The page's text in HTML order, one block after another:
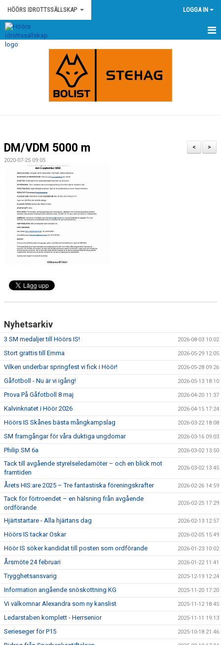
HÖÖRS IDROTTSSÄLLSKAP LOGGA IN
HEM
KLUBBSHOP
KALENDER
MATCHER
OM KLUBBEN
DOKUMENT
IDROTTSFÖRSÄKRING
ANTIDOPING
FRITIDSKORTET
TRÄNINGSTIDER
>
<
DM/VDM 5000 m
2020-07-25 09:05
Nyhetsarkiv
3 SM medaljer till Höörs IS! 2026-08-03 10:02
Stort grattis till Emma 2026-05-29 12:05
Vilken underbar springfest vi fick i Höör! 2026-05-28 09:26
Gåfotboll - Nu är vi igång! 2026-05-13 18:10
Prova På Gåfotboll 8 maj 2026-04-20 11:37
Kalvinknatet i Höör 2026 2026-04-15 17:24
Höörs IS Skånes bästa mångkampslag 2026-03-22 18:08
SM framgångar för våra duktiga ungdomar 2026-03-16 09:03
Philip SM 6a 2026-03-02 13:50
Tack till avgående styrelseledamöter – och en blick mot
framtiden
2026-03-02 13:45
Årets HIS:are 2025 – Tre fantastiska föreningskrafter 2026-02-26 14:59
Tack för förtroendet – en hälsning från avgående
ordförande
2026-02-25 17:29
Hjärtstartare - Alla hjärtans dag 2026-02-13 12:57
Höörs IS tackar Oskar 2026-02-05 15:49
Höör IS söker kandidat till posten som ordförande 2026-01-23 10:02
Årsmöte 24 februari 2026-01-22 11:41
Trygghetsansvarig 2025-12-19 12:24
Information angående snöskottning KG 2025-11-20 17:20
Vi välkomnar Alexandra som ny kanslist 2025-11-12 18:45
Ledarstaben komplett - Herrsenior 2025-11-11 19:13
Serieseger för P15 2025-10-18 21:46